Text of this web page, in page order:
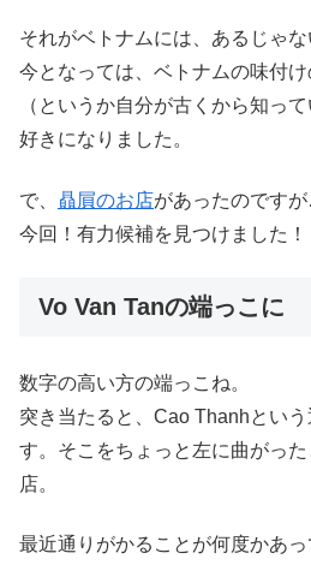
それがベトナムには、あるじゃな
今となっては、ベトナムの味付
（というか自分が古くから知っ
好きになりました。
で、 贔屓のお店があったのです
今回！有力候補を見つけました！
Vo Van Tanの端っこに
数字の高い方の端っこね。
突き当たると、Cao Thanhとい
す。そこをちょっと左に曲がっ
店。
最近通りがかることが何度かあ